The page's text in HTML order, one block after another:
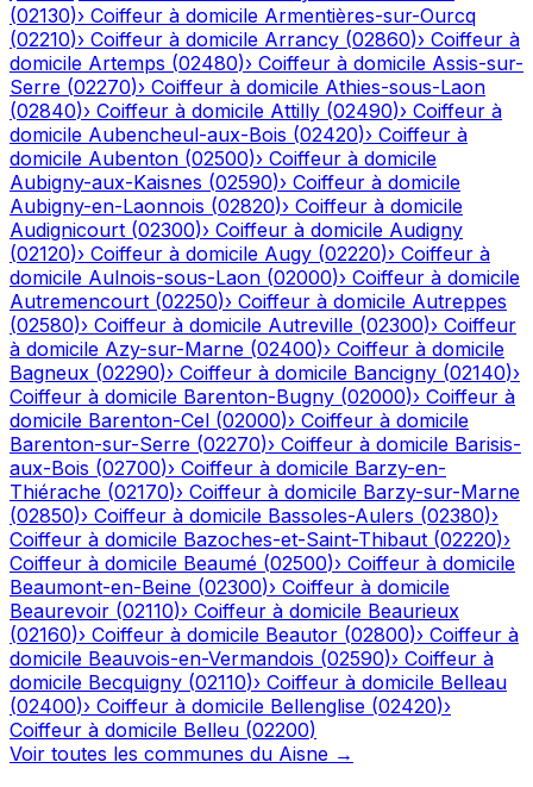
(02130)› Coiffeur à domicile Armentières-sur-Ourcq
(02210)› Coiffeur à domicile Arrancy (02860)› Coiffeur à
domicile Artemps (02480)› Coiffeur à domicile Assis-sur-
Serre (02270)› Coiffeur à domicile Athies-sous-Laon
(02840)› Coiffeur à domicile Attilly (02490)› Coiffeur à
domicile Aubencheul-aux-Bois (02420)› Coiffeur à
domicile Aubenton (02500)› Coiffeur à domicile
Aubigny-aux-Kaisnes (02590)› Coiffeur à domicile
Aubigny-en-Laonnois (02820)› Coiffeur à domicile
Audignicourt (02300)› Coiffeur à domicile Audigny
(02120)› Coiffeur à domicile Augy (02220)› Coiffeur à
domicile Aulnois-sous-Laon (02000)› Coiffeur à domicile
Autremencourt (02250)› Coiffeur à domicile Autreppes
(02580)› Coiffeur à domicile Autreville (02300)› Coiffeur
à domicile Azy-sur-Marne (02400)› Coiffeur à domicile
Bagneux (02290)› Coiffeur à domicile Bancigny (02140)›
Coiffeur à domicile Barenton-Bugny (02000)› Coiffeur à
domicile Barenton-Cel (02000)› Coiffeur à domicile
Barenton-sur-Serre (02270)› Coiffeur à domicile Barisis-
aux-Bois (02700)› Coiffeur à domicile Barzy-en-
Thiérache (02170)› Coiffeur à domicile Barzy-sur-Marne
(02850)› Coiffeur à domicile Bassoles-Aulers (02380)›
Coiffeur à domicile Bazoches-et-Saint-Thibaut (02220)›
Coiffeur à domicile Beaumé (02500)› Coiffeur à domicile
Beaumont-en-Beine (02300)› Coiffeur à domicile
Beaurevoir (02110)› Coiffeur à domicile Beaurieux
(02160)› Coiffeur à domicile Beautor (02800)› Coiffeur à
domicile Beauvois-en-Vermandois (02590)› Coiffeur à
domicile Becquigny (02110)› Coiffeur à domicile Belleau
(02400)› Coiffeur à domicile Bellenglise (02420)›
Coiffeur à domicile Belleu (02200)
Voir toutes les communes du Aisne →